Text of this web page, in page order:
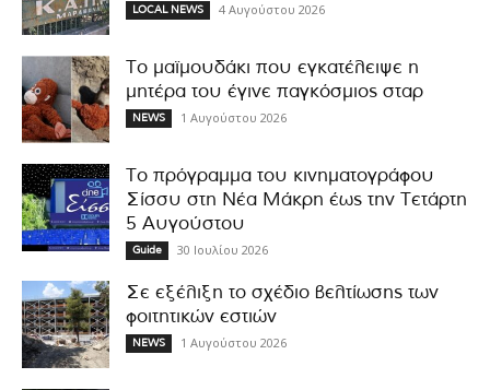
LOCAL NEWS 4 Αυγούστου 2026
Το μαϊμουδάκι που εγκατέλειψε η
μητέρα του έγινε παγκόσμιος σταρ
NEWS 1 Αυγούστου 2026
Το πρόγραμμα του κινηματογράφου
Σίσσυ στη Νέα Μάκρη έως την Τετάρτη
5 Αυγούστου
Guide 30 Ιουλίου 2026
Σε εξέλιξη το σχέδιο βελτίωσης των
φοιτητικών εστιών
NEWS 1 Αυγούστου 2026